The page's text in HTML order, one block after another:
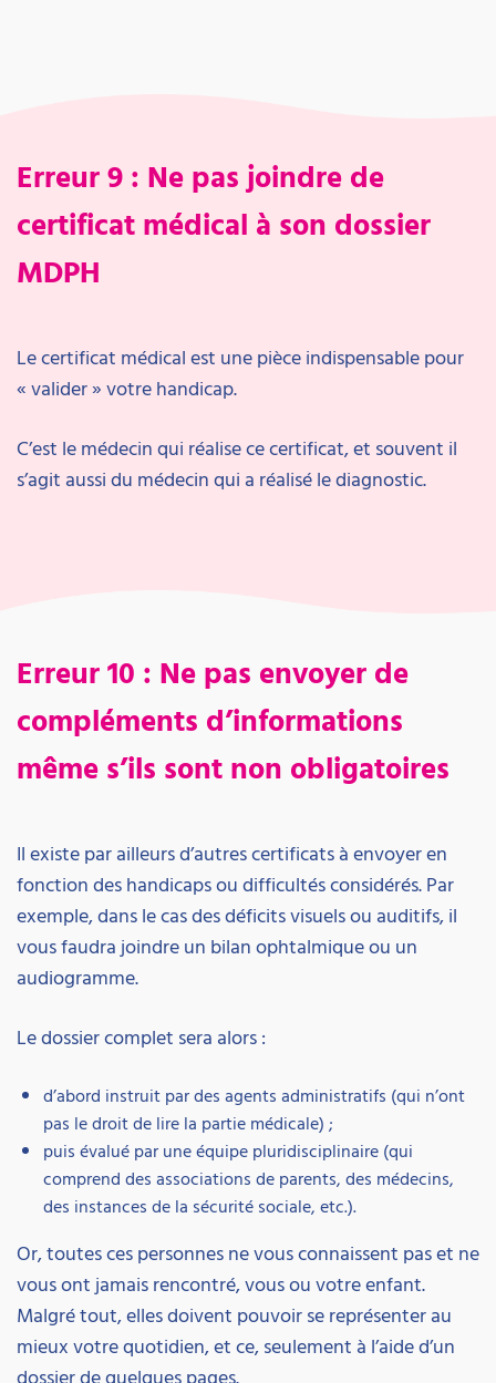
Erreur 9 : Ne pas joindre de
certificat médical à son dossier
MDPH
Le certificat médical est une pièce indispensable pour
« valider » votre handicap.
C’est le médecin qui réalise ce certificat, et souvent il
s’agit aussi du médecin qui a réalisé le diagnostic.
Erreur 10 : Ne pas envoyer de
compléments d’informations
même s’ils sont non obligatoires
Il existe par ailleurs d’autres certificats à envoyer en
fonction des handicaps ou difficultés considérés. Par
exemple, dans le cas des déficits visuels ou auditifs, il
vous faudra joindre un bilan ophtalmique ou un
audiogramme.
Le dossier complet sera alors :
d’abord instruit par des agents administratifs (qui n’ont
pas le droit de lire la partie médicale) ;
puis évalué par une équipe pluridisciplinaire (qui
comprend des associations de parents, des médecins,
des instances de la sécurité sociale, etc.).
Or, toutes ces personnes ne vous connaissent pas et ne
vous ont jamais rencontré, vous ou votre enfant.
Malgré tout, elles doivent pouvoir se représenter au
mieux votre quotidien, et ce, seulement à l’aide d’un